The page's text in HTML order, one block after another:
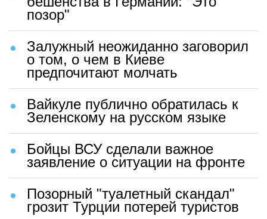
позор"
Залужный неожиданно заговорил
о том, о чем в Киеве
предпочитают молчать
Вайкуле публично обратилась к
Зеленскому на русском языке
Бойцы ВСУ сделали важное
заявление о ситуации на фронте
Позорный "туалетный скандал"
грозит Турции потерей туристов